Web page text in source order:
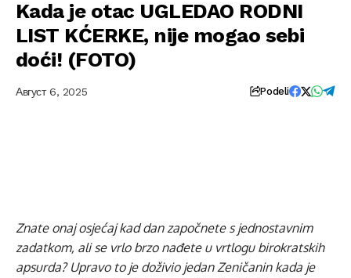
Kada je otac UGLEDAO RODNI
LIST KĆERKE, nije mogao sebi
doći! (FOTO)
Август 6, 2025 Podeli
Znate onaj osjećaj kad dan započnete s jednostavnim
zadatkom, ali se vrlo brzo nađete u vrtlogu birokratskih
apsurda? Upravo to je doživio jedan Zeničanin kada je